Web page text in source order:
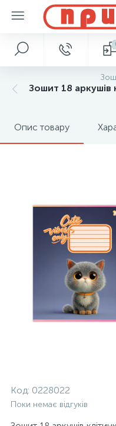
Зошит 18 аркушів
Опис товару
Код: 0228022
Поки немає відгуків